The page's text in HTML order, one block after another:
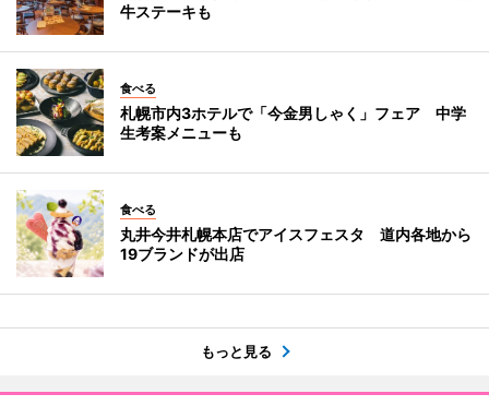
牛ステーキも
食べる
札幌市内3ホテルで「今金男しゃく」フェア 中学
生考案メニューも
食べる
丸井今井札幌本店でアイスフェスタ 道内各地から
19ブランドが出店
もっと見る